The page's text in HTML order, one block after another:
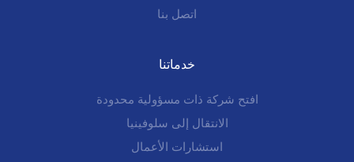
اتصل بنا
خدماتنا
افتح شركة ذات مسؤولية محدودة
الانتقال إلى سلوفينيا
استشارات الأعمال